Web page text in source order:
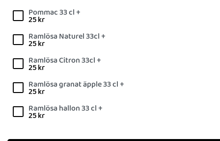
Pommac 33 cl +
25kr
Ramlösa Naturel 33cl +
25kr
Ramlösa Citron 33cl +
25kr
Ramlösa granat äpple 33 cl +
25kr
Ramlösa hallon 33 cl +
25kr